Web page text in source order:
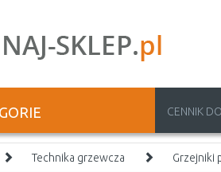
CENNIK
Technika grzewcza Grzejniki